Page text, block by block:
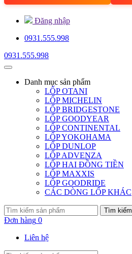
Đăng nhập
0931.555.998
0931.555.998
Danh mục sản phẩm
LỐP OTANI
LỐP MICHELIN
LỐP BRIDGESTONE
LỐP GOODYEAR
LỐP CONTINENTAL
LỐP YOKOHAMA
LỐP DUNLOP
LỐP ADVENZA
LỐP HAI ĐỒNG TIỀN
LỐP MAXXIS
LỐP GOODRIDE
CÁC DÒNG LỐP KHÁC
Tìm kiếm
Đơn hàng 0
Liên hệ